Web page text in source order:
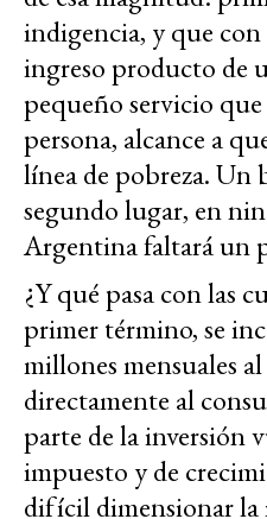
indigencia, y que
ingreso producto de
pequeño servicio
persona, alcance a
línea de pobreza. Un
segundo lugar, en
Argentina faltará un
¿Y qué pasa con las
primer término, se
millones mensuales
directamente al
parte de la inversión
impuesto y de
difícil dimensionar la